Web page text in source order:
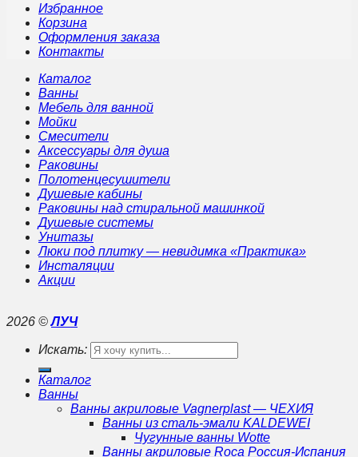
Избранное
Корзина
Оформления заказа
Контакты
Каталог
Ванны
Мебель для ванной
Мойки
Смесители
Аксессуары для душа
Раковины
Полотенцесушители
Душевые кабины
Раковины над стиральной машинкой
Душевые системы
Унитазы
Люки под плитку — невидимка «Практика»
Инсталяции
Акции
2026 ©ЛУЧ
Искать:
Каталог
Ванны
Ванны акриловые Vagnerplast — ЧЕХИЯ
Ванны из сталь-эмали KALDEWEI
Чугунные ванны Wotte
Ванны акриловые Roca Россия-Испания